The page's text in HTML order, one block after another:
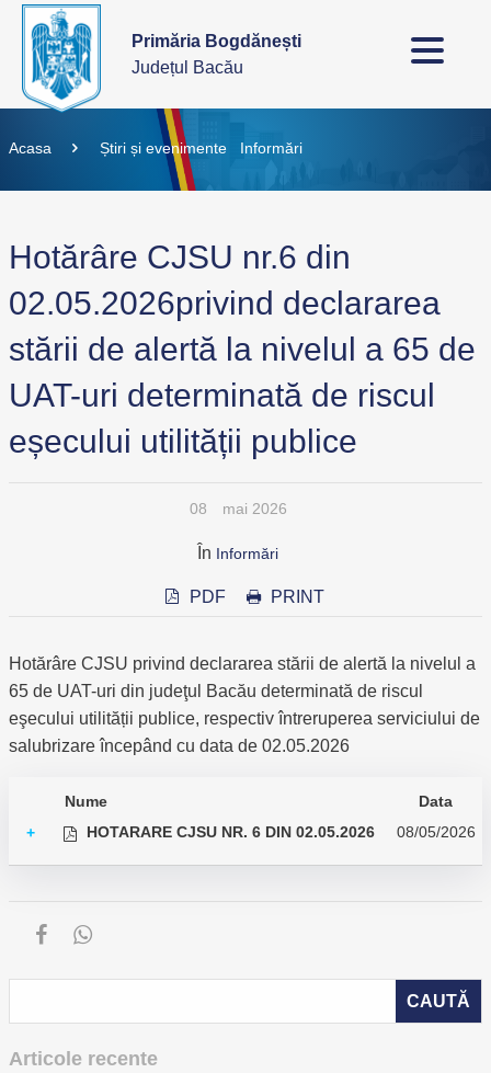
Primăria Bogdănești
Județul Bacău
Acasa Știri și evenimente Informări
Hotărâre CJSU nr.6 din
02.05.2026privind declararea
stării de alertă la nivelul a 65 de
UAT-uri determinată de riscul
eșecului utilității publice
08 mai 2026
În Informări
PDF PRINT
Hotărâre CJSU privind declararea stării de alertă la nivelul a
65 de UAT-uri din judeţul Bacău determinată de riscul
eşecului utilității publice, respectiv întreruperea serviciului de
salubrizare începând cu data de 02.05.2026
Nume
Data
+
HOTARARE CJSU NR. 6 DIN 02.05.2026 08/05/2026
Articole recente